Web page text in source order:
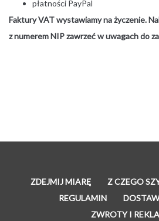
płatności PayPal
Faktury VAT wystawiamy na życzenie.
z numerem NIP zawrzeć w uwagach do
ZDEJMIJ MIARĘ Z CZEGO
REGULAMIN
ZWROTY I